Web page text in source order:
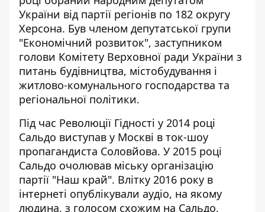
України від партії регіонів по 182 округу
Херсона. Був членом депутатської групи
"Економічний розвиток", заступником
голови Комітету Верховної ради України з
питань будівництва, містобудування і
житлово-комунального господарства та
регіональної політики.
Під час Революції Гідності у 2014 році
Сальдо виступав у Москві в ток-шоу
пропагандиста Соловйова. У 2015 році
Сальдо очолював міську організацію
партії "Наш край". Влітку 2016 року в
інтернеті опублікували аудіо, на якому
людина, з голосом схожим на Сальдо,